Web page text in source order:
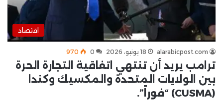
اقتصاد
alarabicpost.com 18 يونيو، 2026 0
970
ترامب يريد أن تنتهي اتفاقية التجارة الحرة
بين الولايات المتحدة والمكسيك وكندا
(CUSMA) “فوراً”.